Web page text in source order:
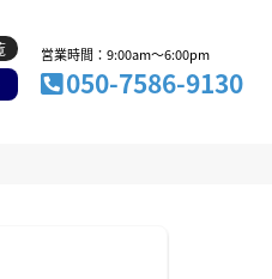
営業時間：9:00am～6:00pm
050-7586-9130